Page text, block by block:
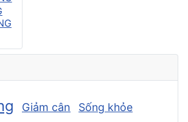
Giảm cân Sống khỏe